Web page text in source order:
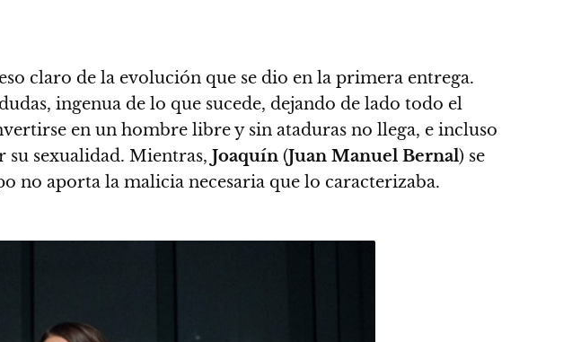
claro de la evolución que se dio en la primera entrega.
, ingenua de lo que sucede, dejando de lado todo el
en un hombre libre y sin ataduras no llega, e incluso
su sexualidad. Mientras, Joaquín (Juan Manuel Bernal) se
no aporta la malicia necesaria que lo caracterizaba.